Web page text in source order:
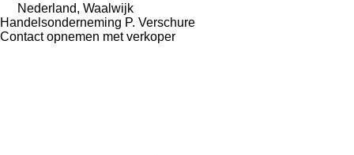
Nederland, Waalwijk
Handelsonderneming P. Verschure
Contact opnemen met verkoper